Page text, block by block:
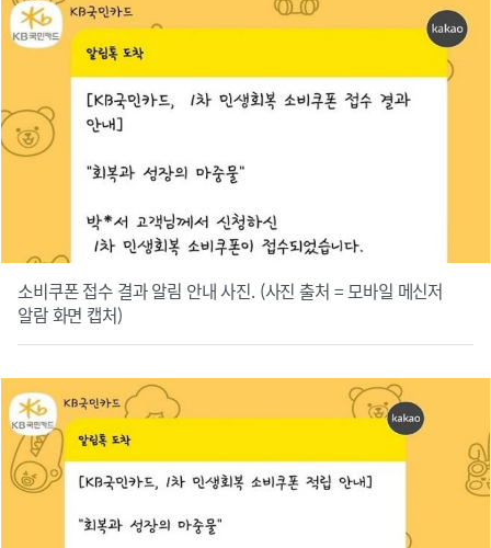
소비쿠폰 접수 결과 알림 안내 사진. (사진 출처 = 모바일 메신저
알람 화면 캡처)